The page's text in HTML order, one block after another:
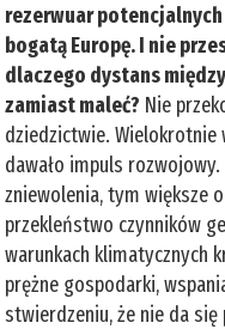
rezerwuar
bogatą Europę. I nie
dlaczego dystans
zamiast maleć? Nie
dziedzictwie. Wielokrotnie
dawało impuls
zniewolenia, tym większe
przekleństwo czynników
warunkach klimatycznych
prężne gospodarki,
stwierdzeniu, że nie da się